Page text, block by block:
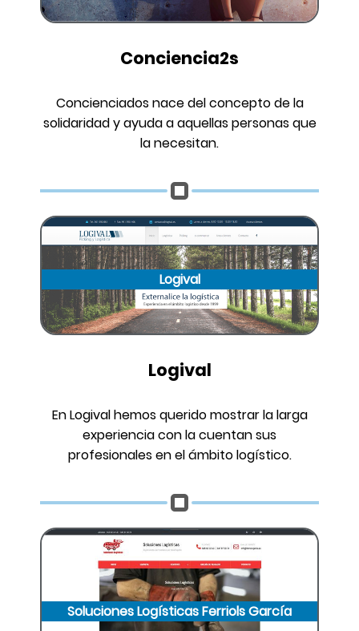
Conciencia2s
Concienciados nace del concepto de la
solidaridad y ayuda a aquellas personas que
la necesitan.
Logival
Logival
En Logival hemos querido mostrar la larga
experiencia con la cuentan sus
profesionales en el ámbito logístico.
Soluciones Logísticas Ferriols García